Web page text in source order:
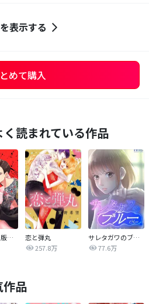
表示する
めて購入
読まれている作品
【タテカラー版】漣蒼士に処女を捧ぐ～さあ、じっくり愛でましょうか
恋と弾丸
257.8万
サレタガワのブルー【タテヨミ】
77.6万
作品